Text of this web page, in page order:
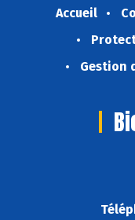
Accueil
Gestion